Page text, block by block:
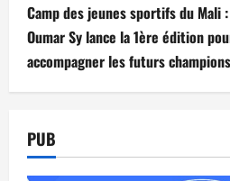
Camp des jeunes sportifs du Mali
Oumar Sy lance la 1ère édition
accompagner les futurs champions
PUB